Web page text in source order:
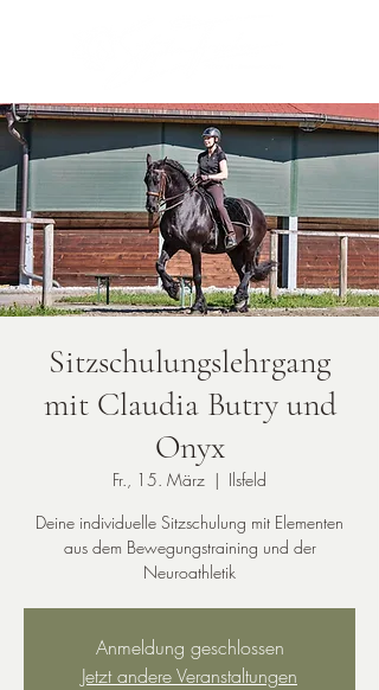
Sitzschulungslehrgang
mit Claudia Butry und
Onyx
Fr., 15. März
  |
Ilsfeld
Deine individuelle Sitzschulung mit Elementen
aus dem Bewegungstraining und der
Neuroathletik
Anmeldung geschlossen
Jetzt andere Veranstaltungen